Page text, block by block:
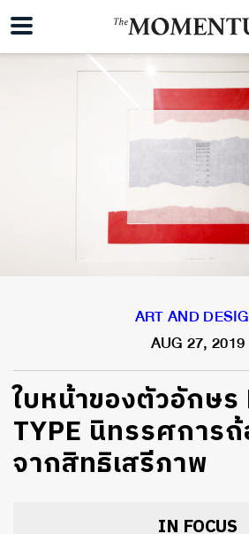
ART AND
AUG 27, 2019
ใบหน้าของตัวอักษร
TYPE นิทรรศการ
จากสิทธิเสรีภาพ
IN FOCUS